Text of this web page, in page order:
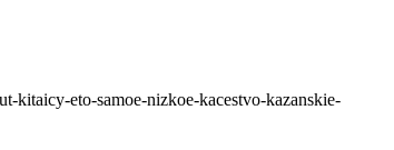
kitaicy-eto-samoe-nizkoe-kacestvo-kazanskie-